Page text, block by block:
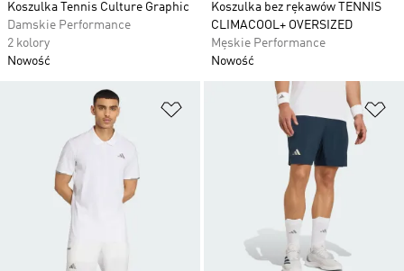
Koszulka Tennis Culture Graphic
Damskie Performance
2 kolory
Nowość
Koszulka bez rękawów TENNIS
CLIMACOOL+ OVERSIZED
Męskie Performance
Nowość
Dodaj do listy życzeń